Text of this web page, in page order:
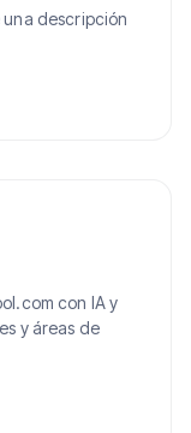
una descripción
con IA y
y áreas de